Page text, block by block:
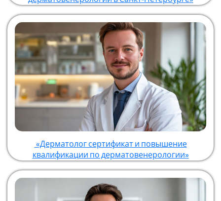
«Дерматолог сертификат и повышение
квалификации по дерматовенерологии»